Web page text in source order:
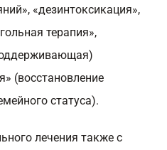
«дезинтоксикация»,
терапия»,
(восстановление
статуса).
лечения также с